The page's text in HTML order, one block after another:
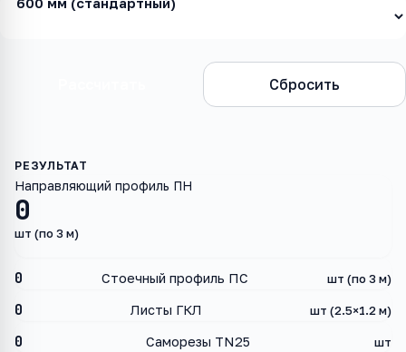
Сбросить
0
Направляющий профиль ПН
шт (по 3 м)
0 Стоечный профиль ПС шт (по 3 м)
0 Листы ГКЛ шт (2.5×1.2 м)
0 Саморезы TN25 шт